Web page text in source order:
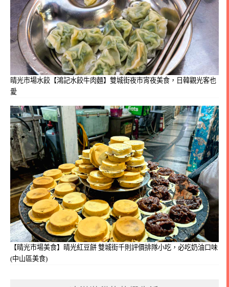
晴光市場水餃【鴻記水餃牛肉麵】雙城街夜市宵夜美食，日韓觀光客也
愛
【晴光市場美食】晴光紅豆餅 雙城街千則評價排隊小吃，必吃奶油口味
(中山區美食)